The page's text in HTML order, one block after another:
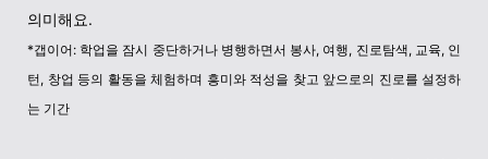
의미해요.
*갭이어: 학업을 잠시 중단하거나 병행하면서 봉사, 여행, 진로탐색, 교육, 인
턴, 창업 등의 활동을 체험하며 흥미와 적성을 찾고 앞으로의 진로를 설정하
는 기간